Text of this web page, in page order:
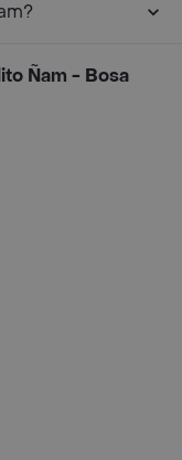
Ñam - Bosa